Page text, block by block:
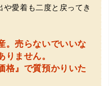
や愛着も二度と戻ってき
。売らないでいいな
りません。
格』で質預かりいた